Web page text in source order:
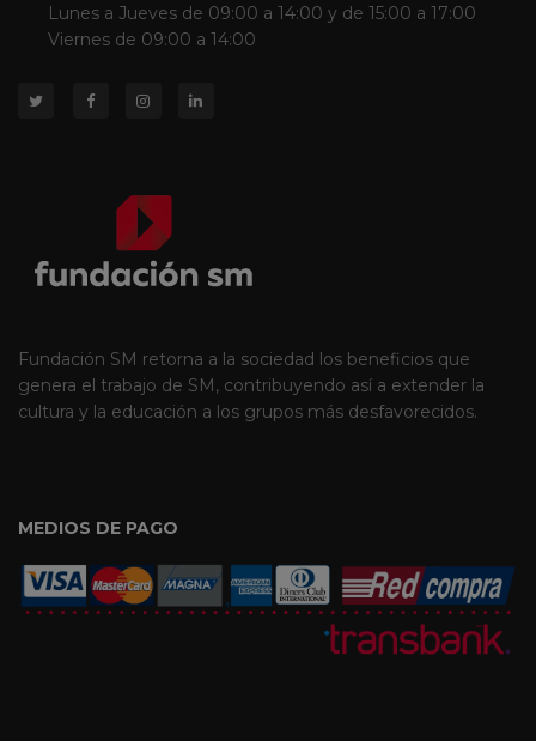
Lunes a Jueves de 09:00 a 14:00 y de 15:00 a 17:00
Viernes de 09:00 a 14:00
Fundación SM retorna a la sociedad los beneficios que
genera el trabajo de SM, contribuyendo así a extender la
cultura y la educación a los grupos más desfavorecidos.
MEDIOS DE PAGO